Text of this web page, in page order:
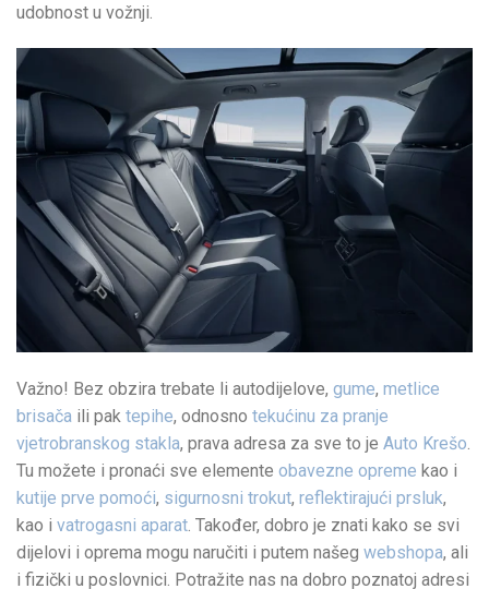
udobnost u vožnji.
Važno! Bez obzira trebate li autodijelove, gume, metlice
brisača ili pak tepihe, odnosno tekućinu za pranje
vjetrobranskog stakla, prava adresa za sve to je Auto Krešo.
Tu možete i pronaći sve elemente obavezne opreme kao i
kutije prve pomoći, sigurnosni trokut, reflektirajući prsluk,
kao i vatrogasni aparat. Također, dobro je znati kako se svi
dijelovi i oprema mogu naručiti i putem našeg webshopa, ali
i fizički u poslovnici. Potražite nas na dobro poznatoj adresi